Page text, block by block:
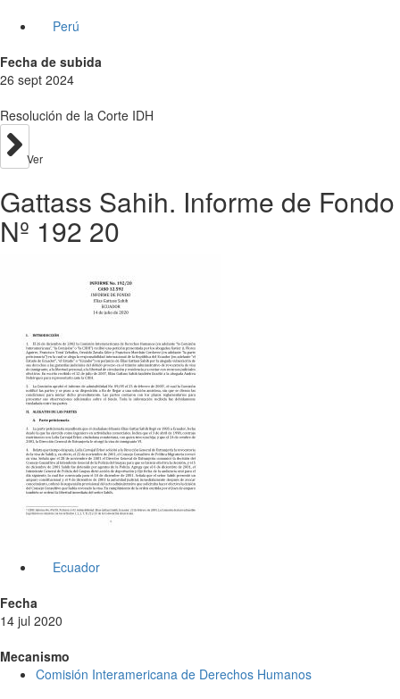
Perú
Fecha de subida
26 sept 2024
Resolución de la Corte IDH
Ver
Gattass Sahih. Informe de Fondo
Nº 192 20
Ecuador
Fecha
14 jul 2020
Mecanismo
Comisión Interamericana de Derechos Humanos